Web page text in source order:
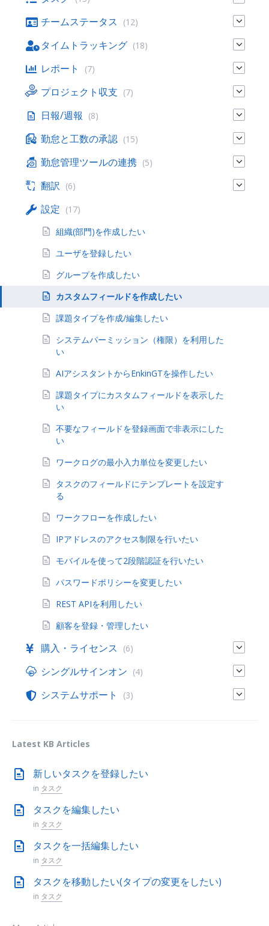
チームステータス (12)
タイムトラッキング (18)
レポート (7)
プロジェクト収支 (7)
日報/週報 (8)
勤怠と工数の承認 (15)
勤怠管理ツールの連携 (5)
翻訳 (6)
設定 (17)
組織(部門)を作成したい
ユーザを登録したい
グループを作成したい
カスタムフィールドを作成したい
課題タイプを作成/編集したい
システムパーミッション（権限）を利用した
い
AIアシスタントからEnkinGTを操作したい
課題タイプにカスタムフィールドを表示した
い
不要なフィールドを登録画面で非表示にした
い
ワークログの最小入力単位を変更したい
タスクのフィールドにテンプレートを設定す
る
ワークフローを作成したい
IPアドレスのアクセス制限を行いたい
モバイルを使って2段階認証を行いたい
パスワードポリシーを変更したい
REST APIを利用したい
顧客を登録・管理したい
購入・ライセンス (6)
シングルサインオン (4)
システムサポート (3)
Latest KB Articles
新しいタスクを登録したい
in タスク
タスクを編集したい
in タスク
タスクを一括編集したい
in タスク
タスクを移動したい(タイプの変更をしたい)
in タスク